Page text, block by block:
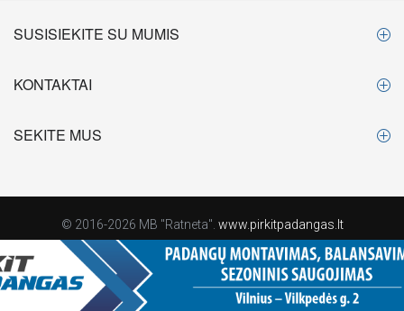
SUSISIEKITE SU MUMIS
KONTAKTAI
SEKITE MUS
© 2016-2026 MB "Ratneta". www.pirkitpadangas.lt